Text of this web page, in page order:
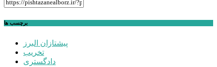
برچسب ها
پیشتازان البرز
تخریب
دادگستری